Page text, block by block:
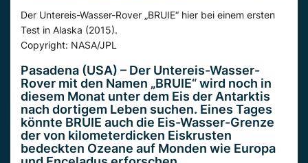
Der Untereis-Wasser-Rover „BRUIE“ hier bei einem ersten
Test in Alaska (2015).
Copyright: NASA/JPL
Pasadena (USA) – Der Untereis-Wasser-
Rover mit den Namen „BRUIE“ wird noch in
diesem Monat unter dem Eis der Antarktis
nach dortigem Leben suchen. Eines Tages
könnte BRUIE auch die Eis-Wasser-Grenze
der von kilometerdicken Eiskrusten
bedeckten Ozeane auf Monden wie Europa